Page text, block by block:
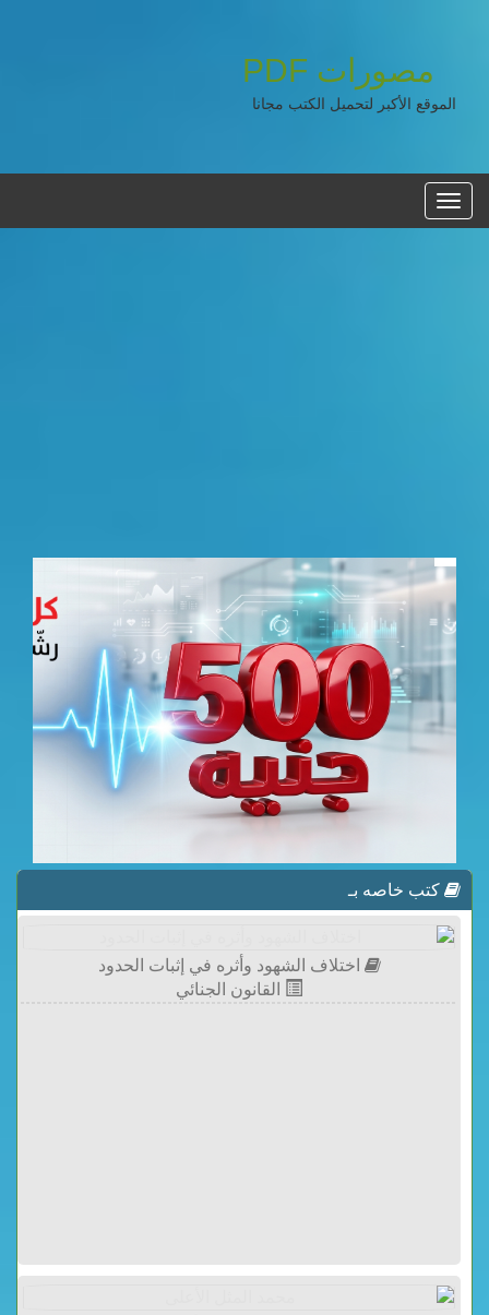
مصورات PDF
الموقع الأكبر لتحميل الكتب مجانا
القائمه
الرئيسية
كتب خاصه بـ
اختلاف الشهود وأثره في إثبات الحدود
القانون الجنائي